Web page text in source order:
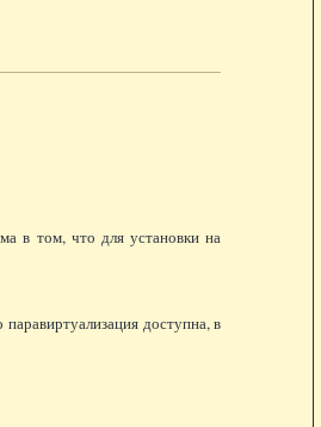
в том, что для установки на
доступна, в